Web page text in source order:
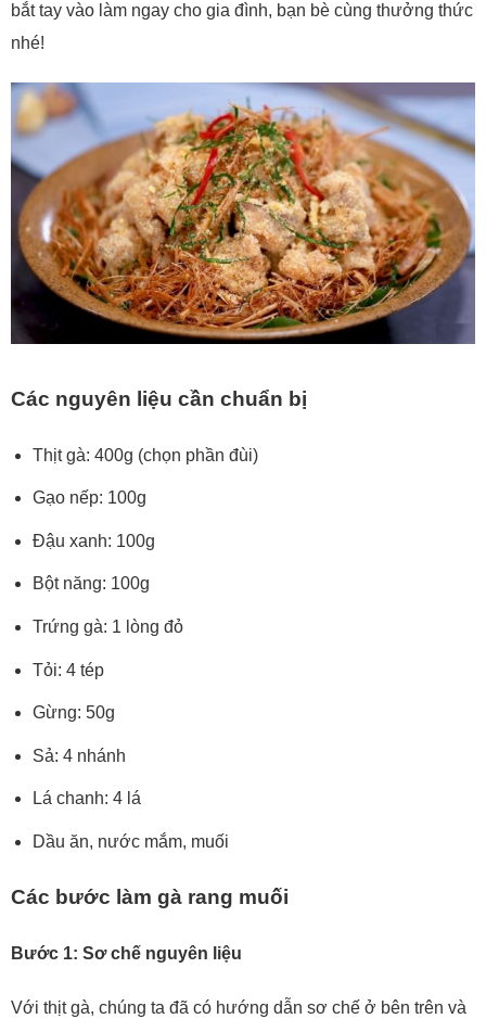
bắt tay vào làm ngay cho gia đình, bạn bè cùng thưởng thức
nhé!
Các nguyên liệu cần chuẩn bị
Thịt gà: 400g (chọn phần đùi)
Gạo nếp: 100g
Đậu xanh: 100g
Bột năng: 100g
Trứng gà: 1 lòng đỏ
Tỏi: 4 tép
Gừng: 50g
Sả: 4 nhánh
Lá chanh: 4 lá
Dầu ăn, nước mắm, muối
Các bước làm gà rang muối
Bước 1: Sơ chế nguyên liệu
Với thịt gà, chúng ta đã có hướng dẫn sơ chế ở bên trên và